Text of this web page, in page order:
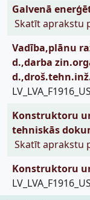
Galvenā
Skatīt aprakstu
Vadība,plānu
d.,darba
Konstruktoru
tehniskās
Skatīt aprakstu
Konstruktoru